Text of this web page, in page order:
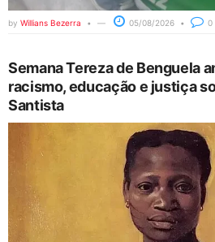
by Willians Bezerra 05/08/2026 0
Semana Tereza de Benguela
racismo, educação e justiça
Santista